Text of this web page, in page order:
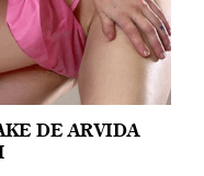
DE ARVIDA